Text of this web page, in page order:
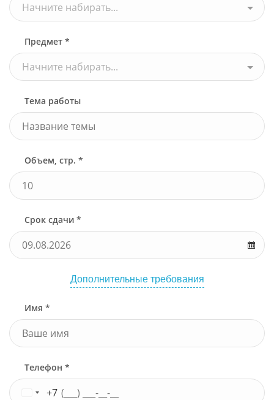
Начните набирать...
Предмет *
Начните набирать...
Тема работы
Объем, стр. *
Срок сдачи *
Дополнительные требования
Имя *
Телефон *
+7